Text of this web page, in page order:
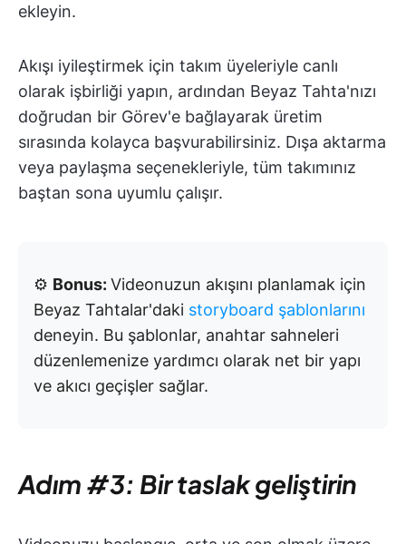
ekleyin.
Akışı iyileştirmek için takım üyeleriyle canlı
olarak işbirliği yapın, ardından Beyaz Tahta'nızı
doğrudan bir Görev'e bağlayarak üretim
sırasında kolayca başvurabilirsiniz. Dışa aktarma
veya paylaşma seçenekleriyle, tüm takımınız
baştan sona uyumlu çalışır.
⚙️ Bonus: Videonuzun akışını planlamak için
Beyaz Tahtalar'daki storyboard şablonlarını
deneyin. Bu şablonlar, anahtar sahneleri
düzenlemenize yardımcı olarak net bir yapı
ve akıcı geçişler sağlar.
Adım #3: Bir taslak geliştirin